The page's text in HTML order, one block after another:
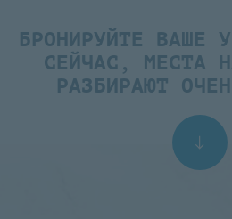
БРОНИРУЙТЕ ВАШЕ
СЕЙЧАС, МЕСТА
РАЗБИРАЮТ